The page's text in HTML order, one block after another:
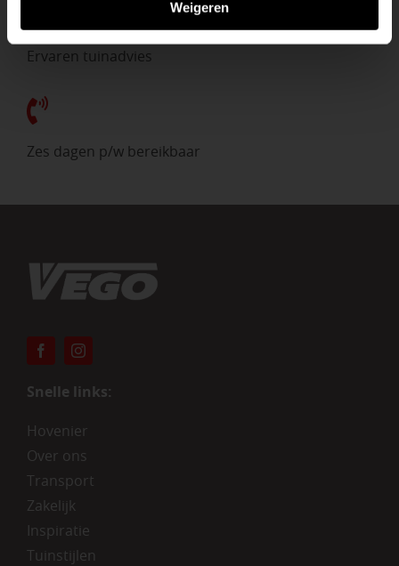
Weigeren
Ervaren tuinadvies
Zes dagen p/w bereikbaar
Snelle links:
Hovenier
Over ons
Transport
Zakelijk
Inspiratie
Tuinstijlen